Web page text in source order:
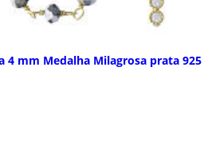
4 mm Medalha Milagrosa prata 925